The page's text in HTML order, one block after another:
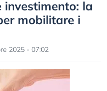
investimento: la
mobilitare i
2025 - 07:02